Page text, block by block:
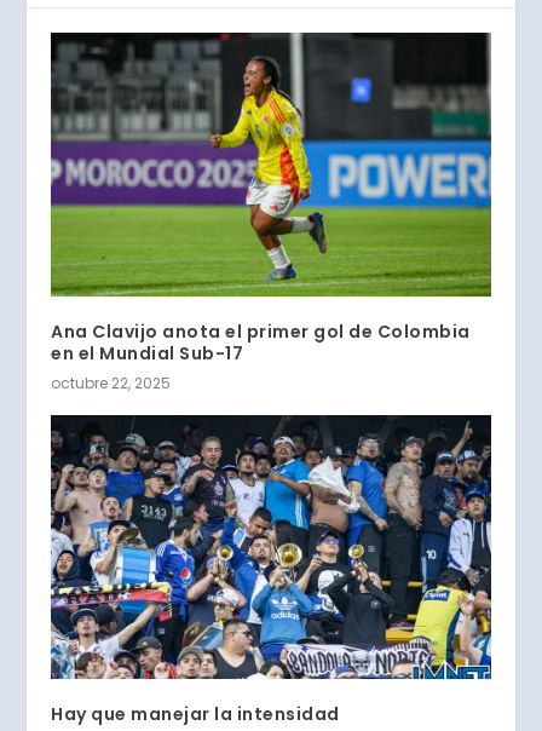
Ana Clavijo anota el primer gol de Colombia
en el Mundial Sub-17
octubre 22, 2025
Hay que manejar la intensidad